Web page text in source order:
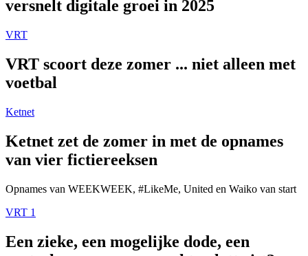
versnelt digitale groei in 2025
VRT
VRT scoort deze zomer ... niet alleen met
voetbal
Ketnet
Ketnet zet de zomer in met de opnames
van vier fictiereeksen
Opnames van WEEKWEEK, #LikeMe, United en Waiko van start
VRT 1
Een zieke, een mogelijke dode, een